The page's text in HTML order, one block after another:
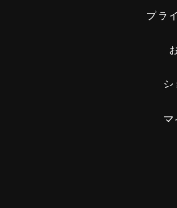
プラ
シ
マ